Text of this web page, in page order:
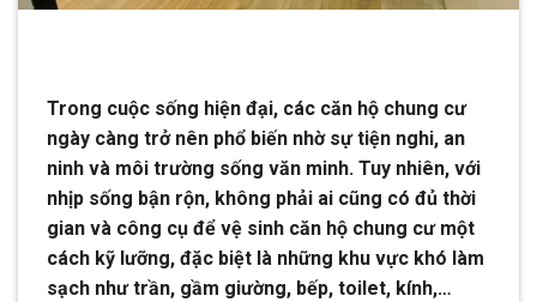
Trong cuộc sống hiện đại, các căn hộ chung cư
ngày càng trở nên phổ biến nhờ sự tiện nghi, an
ninh và môi trường sống văn minh. Tuy nhiên, với
nhịp sống bận rộn, không phải ai cũng có đủ thời
gian và công cụ để vệ sinh căn hộ chung cư một
cách kỹ lưỡng, đặc biệt là những khu vực khó làm
sạch như trần, gầm giường, bếp, toilet, kính,…